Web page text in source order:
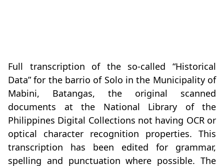
Full transcription of the so-called “Historical
Data” for the barrio of Solo in the Municipality of
Mabini, Batangas, the original scanned
documents at the National Library of the
Philippines Digital Collections not having OCR or
optical character recognition properties. This
transcription has been edited for grammar,
spelling and punctuation where possible. The